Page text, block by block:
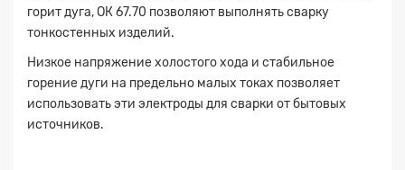
горит дуга, ОК 67.70 позволяют выполнять сварку
тонкостенных изделий.
Низкое напряжение холостого хода и стабильное
горение дуги на предельно малых токах позволяет
использовать эти электроды для сварки от бытовых
источников.